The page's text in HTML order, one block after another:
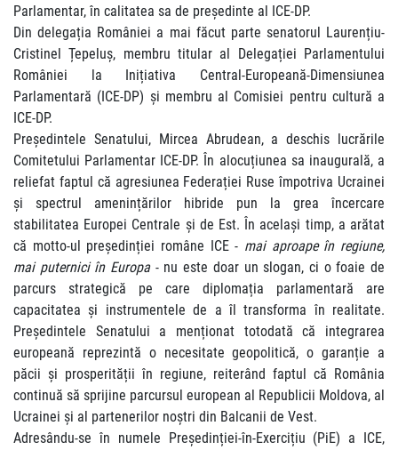
Parlamentar, în calitatea sa de președinte al ICE-DP.
Din delegația României a mai făcut parte senatorul Laurențiu-
Cristinel Țepeluș, membru titular al Delegației Parlamentului
României la Inițiativa Central-Europeană-Dimensiunea
Parlamentară (ICE-DP) și membru al Comisiei pentru cultură a
ICE-DP.
Președintele Senatului, Mircea Abrudean, a deschis lucrările
Comitetului Parlamentar ICE-DP. În alocuțiunea sa inaugurală, a
reliefat faptul că agresiunea Federației Ruse împotriva Ucrainei
și spectrul amenințărilor hibride pun la grea încercare
stabilitatea Europei Centrale și de Est. În același timp, a arătat
că motto-ul președinției române ICE - mai aproape în regiune,
mai puternici în Europa- nu este doar un slogan, ci o foaie de
parcurs strategică pe care diplomația parlamentară are
capacitatea și instrumentele de a îl transforma în realitate.
Președintele Senatului a menționat totodată că integrarea
europeană reprezintă o necesitate geopolitică, o garanție a
păcii și prosperității în regiune, reiterând faptul că România
continuă să sprijine parcursul european al Republicii Moldova, al
Ucrainei și al partenerilor noștri din Balcanii de Vest.
Adresându-se în numele Președinției-în-Exercițiu (PiE) a ICE,